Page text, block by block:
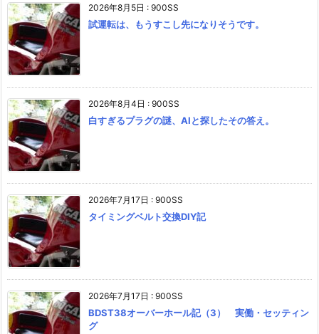
2026年8月5日 : 900SS
試運転は、もうすこし先になりそうです。
2026年8月4日 : 900SS
白すぎるプラグの謎、AIと探したその答え。
2026年7月17日 : 900SS
タイミングベルト交換DIY記
2026年7月17日 : 900SS
BDST38オーバーホール記（3） 実働・セッティン
グ